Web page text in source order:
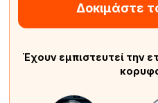
Δοκιμάστε
Έχουν εμπιστευτεί την